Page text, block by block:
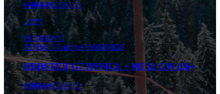
€ 800,00 € 680,00
- 15%
IN ARRIVO
ATOMIC Cod: AASS03858I26
REDSTER G7 RSVK L + MI 12 GW (26)
€ 800,00 € 680,00